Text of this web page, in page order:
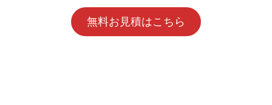
無料お見積はこちら